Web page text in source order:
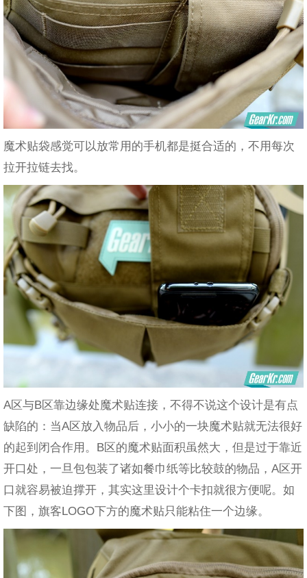
魔术贴袋感觉可以放常用的手机都是挺合适的，不用每次
拉开拉链去找。
A区与B区靠边缘处魔术贴连接，不得不说这个设计是有点
缺陷的：当A区放入物品后，小小的一块魔术贴就无法很好
的起到闭合作用。B区的魔术贴面积虽然大，但是过于靠近
开口处，一旦包包装了诸如餐巾纸等比较鼓的物品，A区开
口就容易被迫撑开，其实这里设计个卡扣就很方便呢。如
下图，旗客LOGO下方的魔术贴只能粘住一个边缘。